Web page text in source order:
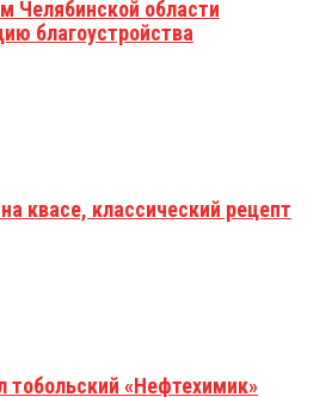
Челябинской области
благоустройства
квасе, классический рецепт
тобольский «Нефтехимик»